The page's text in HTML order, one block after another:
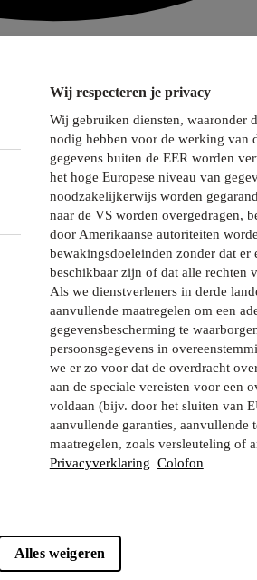
Wij respecteren je privacy
Wij gebruiken diensten, waaronder
nodig hebben voor de werking van
gegevens buiten de EER worden
het hoge Europese niveau van
noodzakelijkerwijs worden
naar de VS worden overgedragen,
door Amerikaanse autoriteiten
bewakingsdoeleinden zonder dat er
beschikbaar zijn of dat alle rechten
Als we dienstverleners in derde
aanvullende maatregelen om een
gegevensbescherming te
persoonsgegevens in
we er zo voor dat de overdracht
aan de speciale vereisten voor een
voldaan (bijv. door het sluiten van
aanvullende garanties, aanvullende
maatregelen, zoals versleuteling of
Privacyverklaring Colofon
Alles weigeren